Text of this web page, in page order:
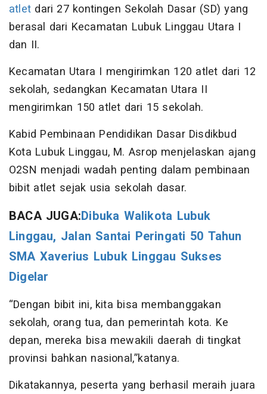
atlet dari 27 kontingen Sekolah Dasar (SD) yang
berasal dari Kecamatan Lubuk Linggau Utara I
dan II.
Kecamatan Utara I mengirimkan 120 atlet dari 12
sekolah, sedangkan Kecamatan Utara II
mengirimkan 150 atlet dari 15 sekolah.
Kabid Pembinaan Pendidikan Dasar Disdikbud
Kota Lubuk Linggau, M. Asrop menjelaskan ajang
O2SN menjadi wadah penting dalam pembinaan
bibit atlet sejak usia sekolah dasar.
BACA JUGA:Dibuka Walikota Lubuk
Linggau, Jalan Santai Peringati 50 Tahun
SMA Xaverius Lubuk Linggau Sukses
Digelar
“Dengan bibit ini, kita bisa membanggakan
sekolah, orang tua, dan pemerintah kota. Ke
depan, mereka bisa mewakili daerah di tingkat
provinsi bahkan nasional,”katanya.
Dikatakannya, peserta yang berhasil meraih juara